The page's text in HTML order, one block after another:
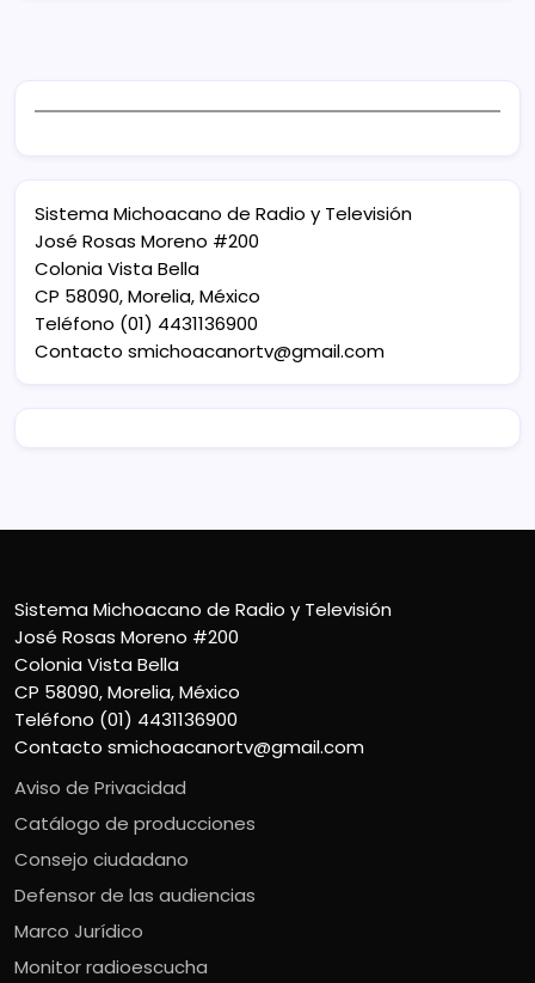
Sistema Michoacano de Radio y Televisión
José Rosas Moreno #200
Colonia Vista Bella
CP 58090, Morelia, México
Teléfono (01) 4431136900
Contacto smichoacanortv@gmail.com
Sistema Michoacano de Radio y Televisión
José Rosas Moreno #200
Colonia Vista Bella
CP 58090, Morelia, México
Teléfono (01) 4431136900
Contacto smichoacanortv@gmail.com
Aviso de Privacidad
Catálogo de producciones
Consejo ciudadano
Defensor de las audiencias
Marco Jurídico
Monitor radioescucha